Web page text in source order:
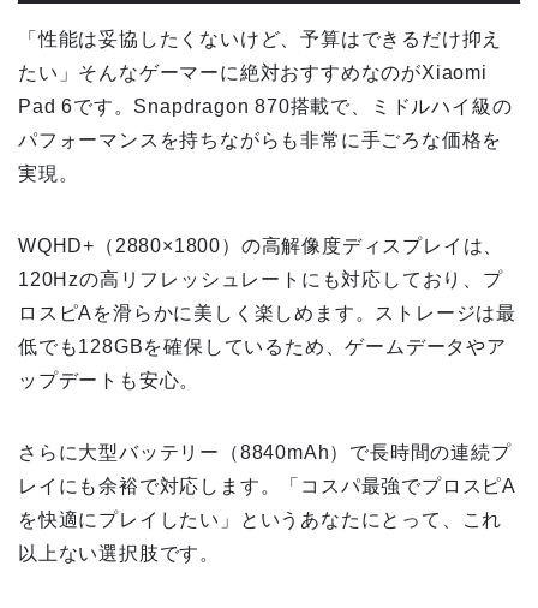
「性能は妥協したくないけど、予算はできるだけ抑え
たい」そんなゲーマーに絶対おすすめなのがXiaomi
Pad 6です。Snapdragon 870搭載で、ミドルハイ級の
パフォーマンスを持ちながらも非常に手ごろな価格を
実現。
WQHD+（2880×1800）の高解像度ディスプレイは、
120Hzの高リフレッシュレートにも対応しており、プ
ロスピAを滑らかに美しく楽しめます。ストレージは最
低でも128GBを確保しているため、ゲームデータやア
ップデートも安心。
さらに大型バッテリー（8840mAh）で長時間の連続プ
レイにも余裕で対応します。「コスパ最強でプロスピA
を快適にプレイしたい」というあなたにとって、これ
以上ない選択肢です。